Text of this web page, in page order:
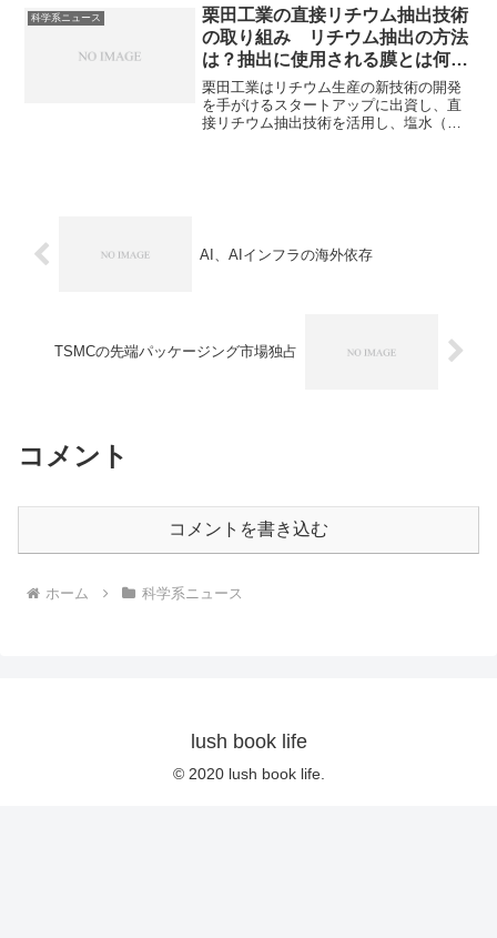
チップ（TPU）による高いコスト効率
と、既存の巨大インフラにAIを直接組み
込む「垂直統合」で逆襲に成功していま
す。なぜ組織統合が必要だったのかやど
のようにして強力な推論機能が可能にな
ったのかを知ることができます。
科学系ニュース
栗田工業の直接リチウム抽出技術
の取り組み リチウム抽出の方法
は？抽出に使用される膜とは何
か？
栗田工業はリチウム生産の新技術の開発
を手がけるスタートアップに出資し、直
接リチウム抽出技術を活用し、塩水（か
AI、AIインフラの海外依存
TSMCの先端パッケージング市場独占
コメント
コメントを書き込む
ホーム 科学系ニュース
lush book life
© 2020 lush book life.